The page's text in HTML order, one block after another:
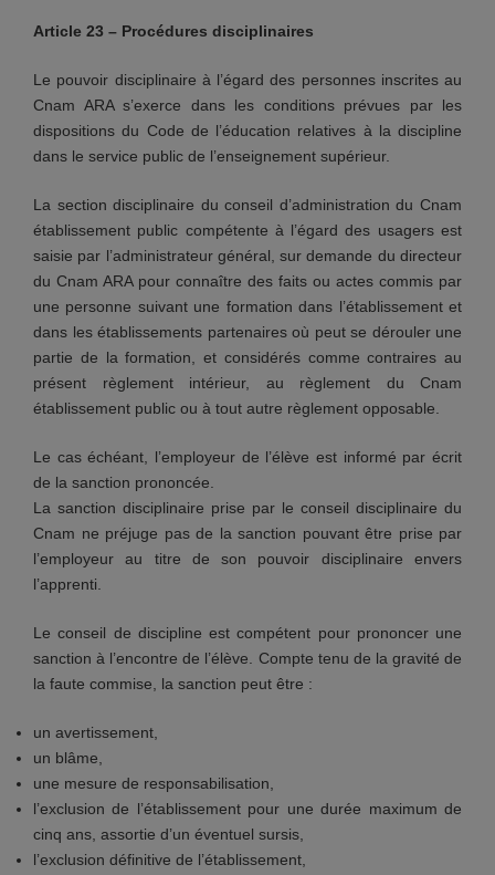
Article 23 – Procédures disciplinaires
Le pouvoir disciplinaire à l’égard des personnes inscrites au
Cnam ARA s’exerce dans les conditions prévues par les
dispositions du Code de l’éducation relatives à la discipline
dans le service public de l’enseignement supérieur.
La section disciplinaire du conseil d’administration du Cnam
établissement public compétente à l’égard des usagers est
saisie par l’administrateur général, sur demande du directeur
du Cnam ARA pour connaître des faits ou actes commis par
une personne suivant une formation dans l’établissement et
dans les établissements partenaires où peut se dérouler une
partie de la formation, et considérés comme contraires au
présent règlement intérieur, au règlement du Cnam
établissement public ou à tout autre règlement opposable.
Le cas échéant, l’employeur de l’élève est informé par écrit
de la sanction prononcée.
La sanction disciplinaire prise par le conseil disciplinaire du
Cnam ne préjuge pas de la sanction pouvant être prise par
l’employeur au titre de son pouvoir disciplinaire envers
l’apprenti.
Le conseil de discipline est compétent pour prononcer une
sanction à l’encontre de l’élève. Compte tenu de la gravité de
la faute commise, la sanction peut être :
un avertissement,
un blâme,
une mesure de responsabilisation,
l’exclusion de l’établissement pour une durée maximum de
cinq ans, assortie d’un éventuel sursis,
l’exclusion définitive de l’établissement,